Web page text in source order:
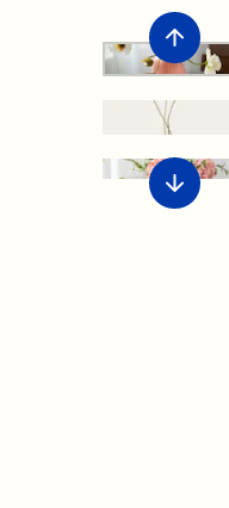
SE / SEK